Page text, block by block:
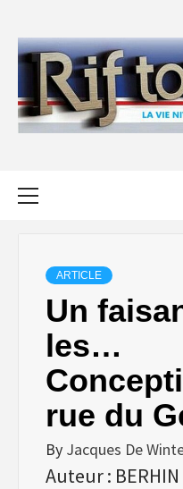
content
ARTICLE
Un
les…
rue du
By Jacques De
Auteur :